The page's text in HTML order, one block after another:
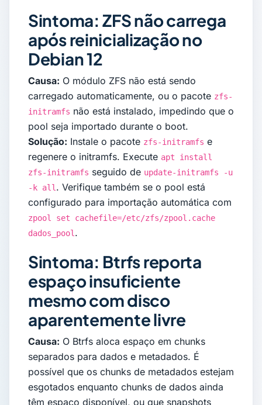
Sintoma: ZFS não carrega
após reinicialização no
Debian 12
Causa: O módulo ZFS não está sendo
carregado automaticamente, ou o pacote zfs-
initramfs não está instalado, impedindo que o
pool seja importado durante o boot.
Solução: Instale o pacote zfs-initramfs e
regenere o initramfs. Execute apt install
zfs-initramfs seguido de update-initramfs -u
-k all . Verifique também se o pool está
configurado para importação automática com
zpool set cachefile=/etc/zfs/zpool.cache
dados_pool .
Sintoma: Btrfs reporta
espaço insuficiente
mesmo com disco
aparentemente livre
Causa: O Btrfs aloca espaço em chunks
separados para dados e metadados. É
possível que os chunks de metadados estejam
esgotados enquanto chunks de dados ainda
têm espaço disponível, ou que snapshots